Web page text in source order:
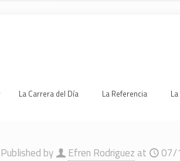
La Carrera del Día La Referencia
Published by Efren Rodriguez at 07/